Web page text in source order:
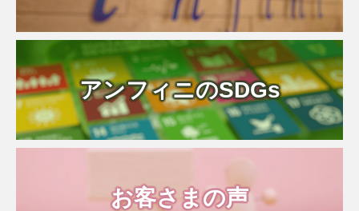
アンフィニのSDGs
お客さまの声